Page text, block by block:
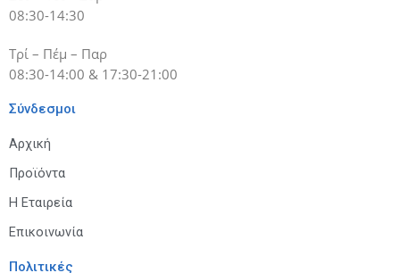
08:30-14:30
Τρί – Πέμ – Παρ
08:30-14:00 & 17:30-21:00
Σύνδεσμοι
Αρχική
Προϊόντα
Η Εταιρεία
Επικοινωνία
Πολιτικές